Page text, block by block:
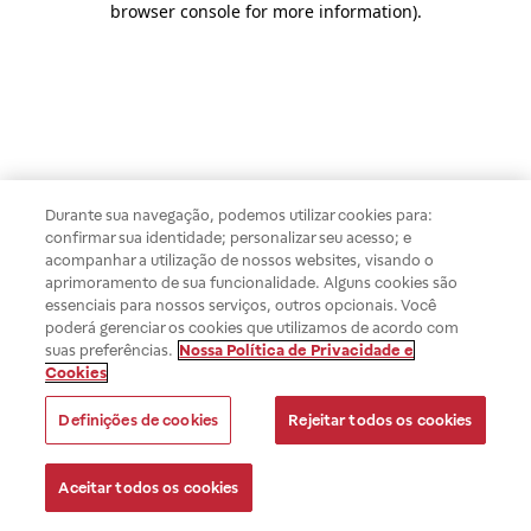
browser console for more information).
Durante sua navegação, podemos utilizar cookies para:
confirmar sua identidade; personalizar seu acesso; e
acompanhar a utilização de nossos websites, visando o
aprimoramento de sua funcionalidade. Alguns cookies são
essenciais para nossos serviços, outros opcionais. Você
poderá gerenciar os cookies que utilizamos de acordo com
suas preferências. Nossa Política de Privacidade e
Cookies
Definições de cookies Rejeitar todos os cookies
Aceitar todos os cookies